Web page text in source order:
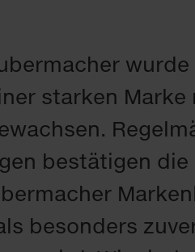
starken
bestätigen
besonders